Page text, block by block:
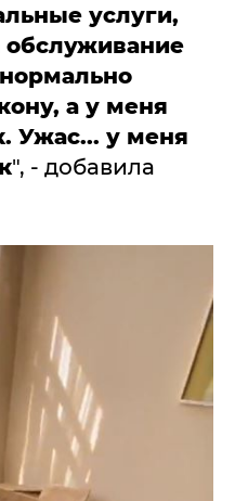
услуги,
а у меня
Ужас... у меня
", - добавила